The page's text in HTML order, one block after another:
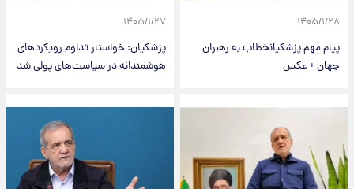
۱۴۰۵/۱/۲۸
پیام مهم پزشکیانخطاب به رهبران
جهان + عکس
۱۴۰۵/۱/۲۷
پزشکیان: خواستار تداوم رویکردهای
هوشمندانه در سیاست‌های پولی شد